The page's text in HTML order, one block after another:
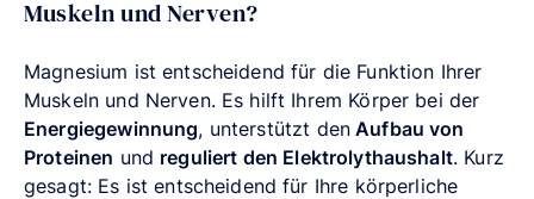
Muskeln und Nerven?
Magnesium ist entscheidend für die Funktion Ihrer
Muskeln und Nerven. Es hilft Ihrem Körper bei der
Energiegewinnung, unterstützt denAufbau von
Proteinen und reguliert den Elektrolythaushalt. Kurz
gesagt: Es ist entscheidend für Ihre körperliche